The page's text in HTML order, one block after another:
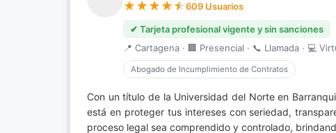
609 Usuarios
✔ Tarjeta profesional vigente y sin sanciones
📍 Cartagena · 🏢 Presencial · 📞 Llamada · 💻
Abogado de Incumplimiento de Contratos
Con un título de la Universidad del Norte en
está en proteger tus intereses con seriedad,
proceso legal sea comprendido y controlado,